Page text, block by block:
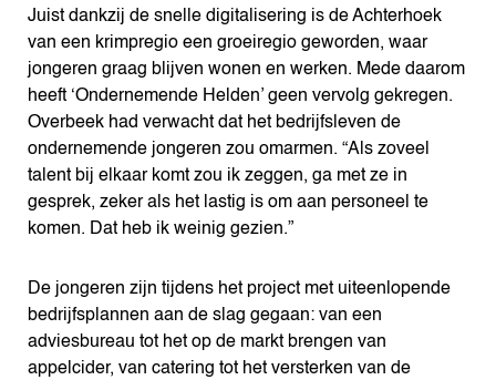
Juist dankzij de snelle digitalisering is de Achterhoek
van een krimpregio een groeiregio geworden, waar
jongeren graag blijven wonen en werken. Mede daarom
heeft ‘Ondernemende Helden’ geen vervolg gekregen.
Overbeek had verwacht dat het bedrijfsleven de
ondernemende jongeren zou omarmen. “Als zoveel
talent bij elkaar komt zou ik zeggen, ga met ze in
gesprek, zeker als het lastig is om aan personeel te
komen. Dat heb ik weinig gezien.”
De jongeren zijn tijdens het project met uiteenlopende
bedrijfsplannen aan de slag gegaan: van een
adviesbureau tot het op de markt brengen van
appelcider, van catering tot het versterken van de